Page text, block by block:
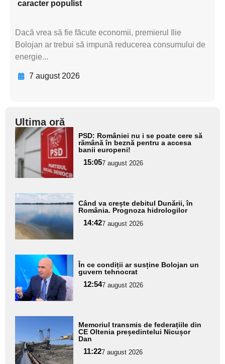
caracter populist
Dacă vrea să fie făcute economii, premierul Ilie
Bolojan ar trebui să impună reducerea consumului de
energie...
7 august 2026
Ultima oră
Adaugă
aici textul
pentru
subtitlu
PSD: României nu i se poate cere să
rămână în beznă pentru a accesa
banii europeni!
15:057 august 2026
Adaugă
aici textul
pentru
subtitlu
Când va crește debitul Dunării, în
România. Prognoza hidrologilor
14:427 august 2026
Adaugă
aici textul
pentru
subtitlu
În ce condiții ar susține Bolojan un
guvern tehnocrat
12:547 august 2026
aici textul
pentru
subtitlu
Memoriul transmis de federațiile din
CE Oltenia președintelui Nicușor
Dan
11:227 august 2026